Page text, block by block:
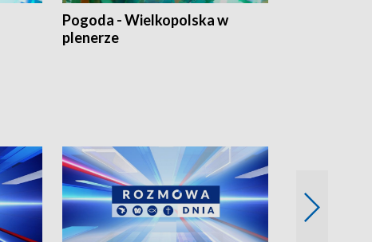
Pogoda - Wielkopolska w
plenerze